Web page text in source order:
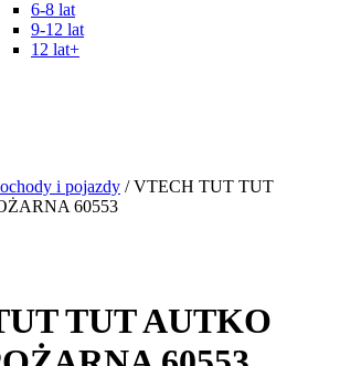
6-8 lat
9-12 lat
12 lat+
i pojazdy / VTECH TUT TUT
60553
TUT AUTKO